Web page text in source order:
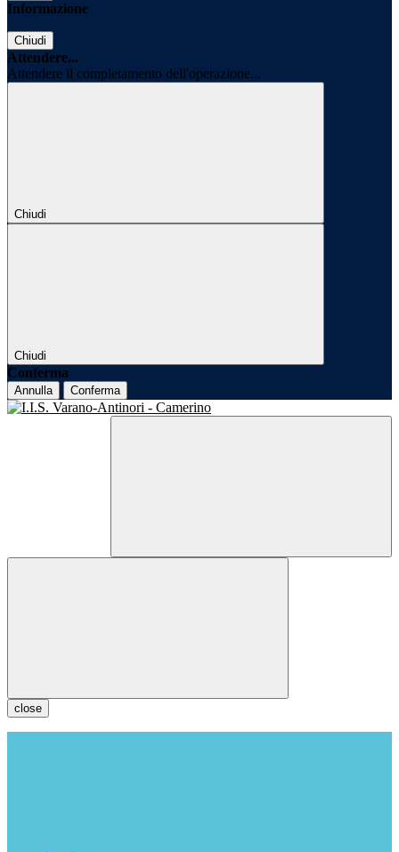
Informazione
Chiudi
Attendere...
Attendere il completamento dell'operazione...
Chiudi
Chiudi
Conferma
Annulla Conferma
close